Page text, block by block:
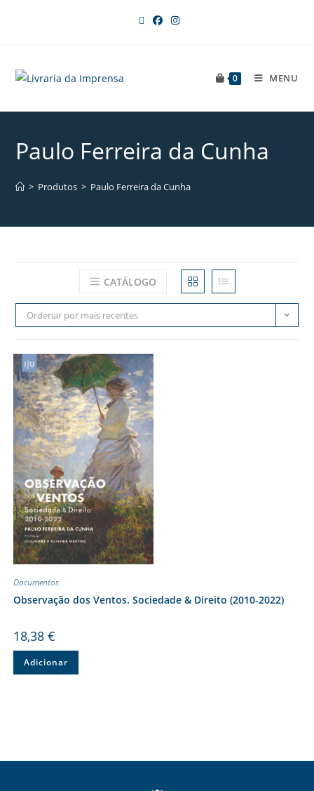
0 MENU
Paulo Ferreira da Cunha
> Produtos > Paulo Ferreira da Cunha
CATÁLOGO
Ordenar por mais recentes
Documentos
Observação dos Ventos. Sociedade & Direito (2010-2022)
18,38 €
Adicionar